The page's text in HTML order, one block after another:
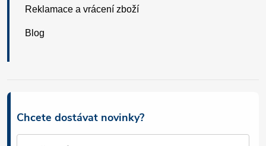
Reklamace a vrácení zboží
Blog
Chcete dostávat novinky?